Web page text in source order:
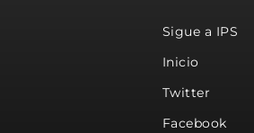
Sigue a IPS
Inicio
Twitter
Facebook